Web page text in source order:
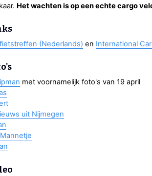
Het wachten is op een echte cargo
(Nederlands) en International
met voornamelijk foto's van 19 april
uit Nijmegen